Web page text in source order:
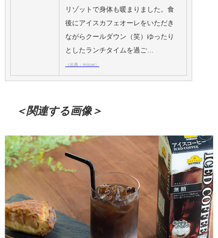
リゾットで身体も暖まりました。食
後にアイスカフェオーレをいただき
ながらクールダウン（笑）ゆったり
としたランチタイムを過ご…
（出典：mizue）
＜関連する画像＞